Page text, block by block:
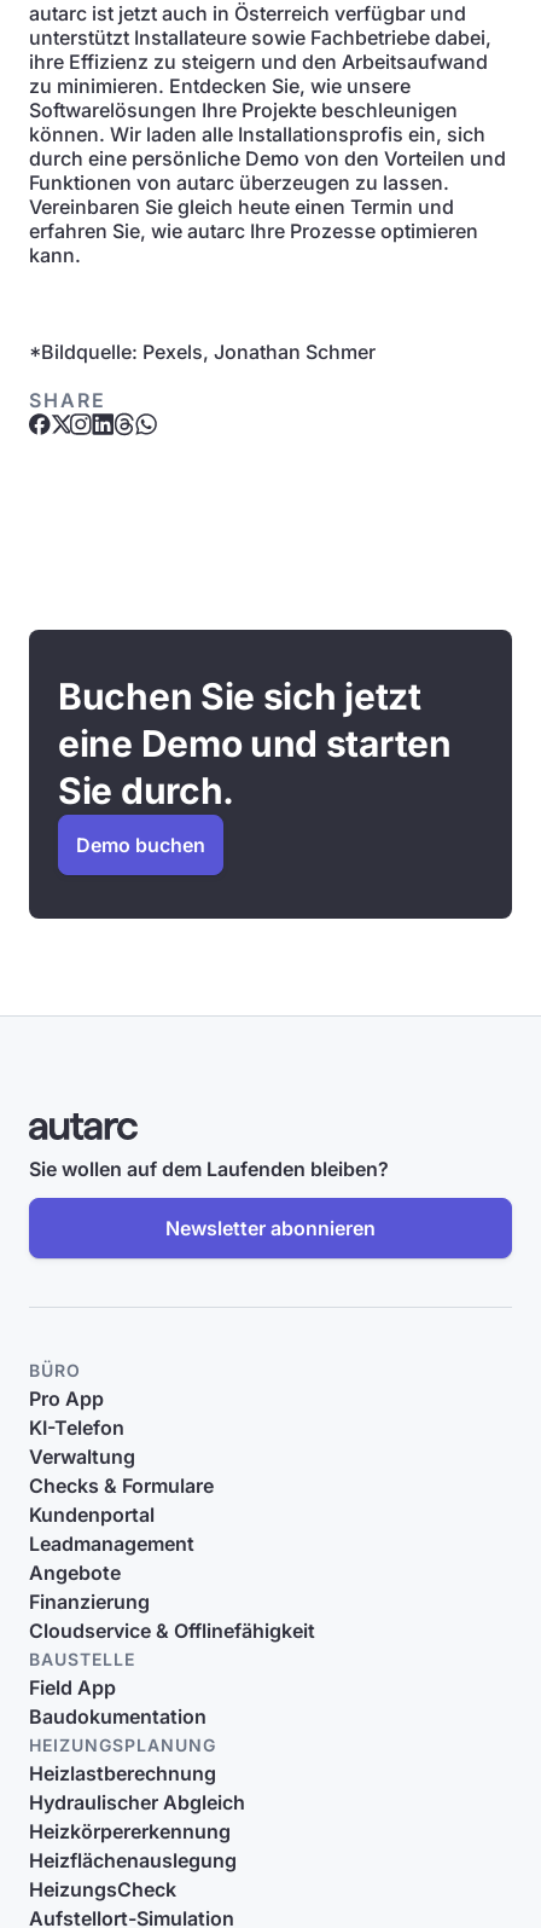
autarc ist jetzt auch in Österreich verfügbar und
unterstützt Installateure sowie Fachbetriebe dabei,
ihre Effizienz zu steigern und den Arbeitsaufwand
zu minimieren. Entdecken Sie, wie unsere
Softwarelösungen Ihre Projekte beschleunigen
können. Wir laden alle Installationsprofis ein, sich
durch eine persönliche Demo von den Vorteilen und
Funktionen von autarc überzeugen zu lassen.
Vereinbaren Sie gleich heute einen Termin und
erfahren Sie, wie autarc Ihre Prozesse optimieren
kann.
*Bildquelle: Pexels, Jonathan Schmer
SHARE
Buchen Sie sich jetzt
eine Demo und starten
Sie durch.
Demo buchen
Sie wollen auf dem Laufenden bleiben?
Newsletter abonnieren
BÜRO
Pro App
KI-Telefon
Verwaltung
Checks & Formulare
Kundenportal
Leadmanagement
Angebote
Finanzierung
Cloudservice & Offlinefähigkeit
BAUSTELLE
Field App
Baudokumentation
HEIZUNGSPLANUNG
Heizlastberechnung
Hydraulischer Abgleich
Heizkörpererkennung
Heizflächenauslegung
HeizungsCheck
Aufstellort-Simulation